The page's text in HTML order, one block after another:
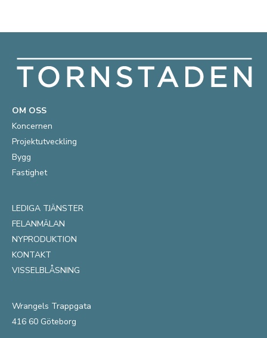
OM OSS
Koncernen
Projektutveckling
Bygg
Fastighet
LEDIGA TJÄNSTER
FELANMÄLAN
NYPRODUKTION
KONTAKT
VISSELBLÅSNING
Wrangels Trappgata
416 60 Göteborg